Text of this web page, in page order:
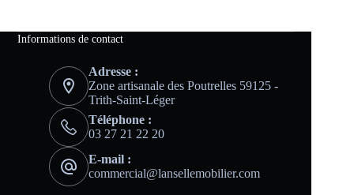
Informations de contact
Adresse :
Zone artisanale des Poutrelles 59125 -
Trith-Saint-Léger
Téléphone :
03 27 21 22 20
E-mail :
commercial@lansellemobilier.com